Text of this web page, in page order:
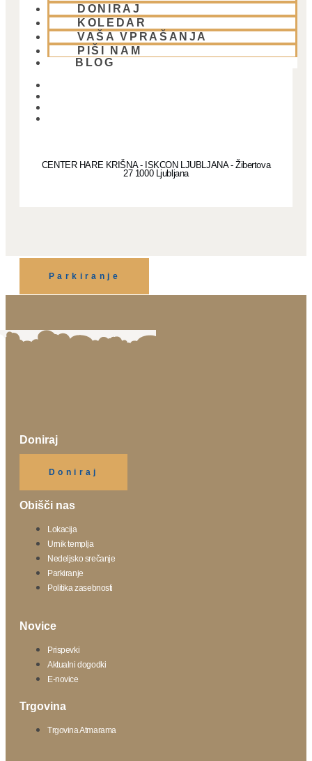
DONIRAJ
KOLEDAR
VAŠA VPRAŠANJA
PIŠI NAM
BLOG
Naslov:
CENTER HARE KRIŠNA - ISKCON LJUBLJANA - Žibertova
27 1000 Ljubljana
Parkiranje
Doniraj
Doniraj
Obišči nas
Lokacija
Urnik templja
Nedeljsko srečanje
Parkiranje
Politika zasebnosti
Novice
Prispevki
Aktualni dogodki
E-novice
Trgovina
Trgovina Atmarama